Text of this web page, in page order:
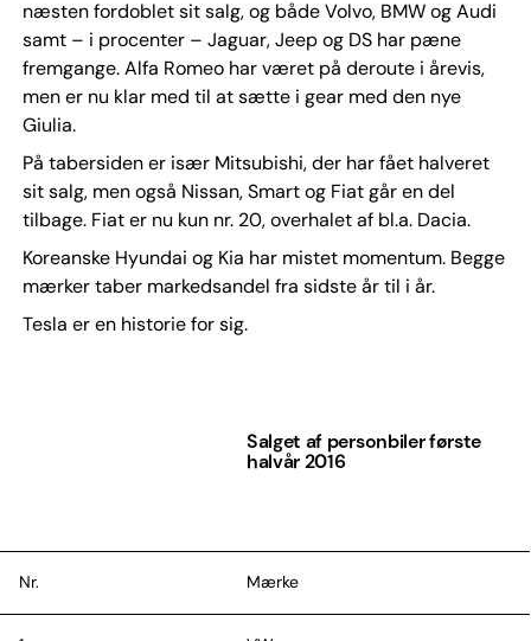
næsten fordoblet sit salg, og både Volvo, BMW og Audi
samt – i procenter – Jaguar, Jeep og DS har pæne
fremgange. Alfa Romeo har været på deroute i årevis,
men er nu klar med til at sætte i gear med den nye
Giulia.
På tabersiden er især Mitsubishi, der har fået halveret
sit salg, men også Nissan, Smart og Fiat går en del
tilbage. Fiat er nu kun nr. 20, overhalet af bl.a. Dacia.
Koreanske Hyundai og Kia har mistet momentum. Begge
mærker taber markedsandel fra sidste år til i år.
Tesla er en historie for sig.
Salget af personbiler første
halvår 2016
Nr. Mærke